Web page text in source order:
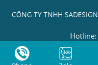
CÔNG TY TNHH SADESIGN
Hotline: